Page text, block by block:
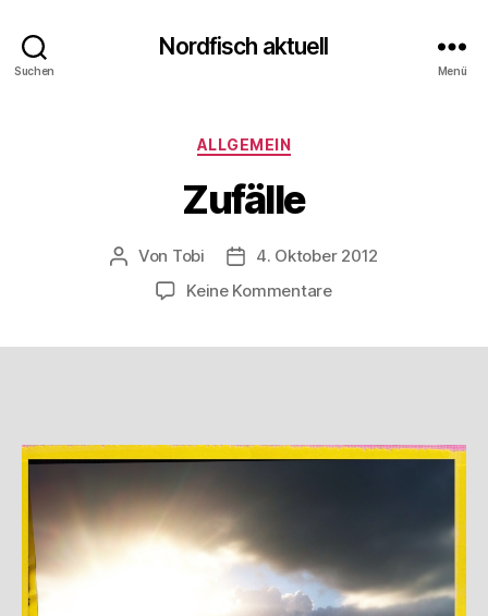
Suchen
Nordfisch aktuell
Menü
Kategorien
ALLGEMEIN
Zufälle
Beitragsautor
Von Tobi Beitragsdatum
4. Oktober 2012
Keine Kommentarezu